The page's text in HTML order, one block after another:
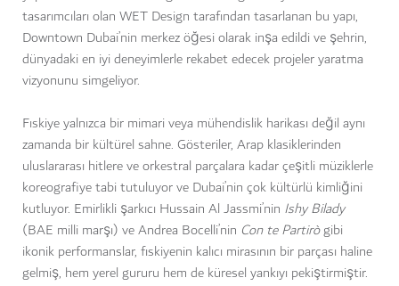
tasarımcıları olan WET Design tarafından tasarlanan bu yapı,
Downtown Dubai’nin merkez öğesi olarak inşa edildi ve şehrin,
dünyadaki en iyi deneyimlerle rekabet edecek projeler yaratma
vizyonunu simgeliyor.
Fıskiye yalnızca bir mimari veya mühendislik harikası değil aynı
zamanda bir kültürel sahne. Gösteriler, Arap klasiklerinden
uluslararası hitlere ve orkestral parçalara kadar çeşitli müziklerle
koreografiye tabi tutuluyor ve Dubai’nin çok kültürlü kimliğini
kutluyor. Emirlikli şarkıcı Hussain Al Jassmi’nin Ishy Bilady
(BAE milli marşı) ve Andrea Bocelli’nin Con te Partirògibi
ikonik performanslar, fıskiyenin kalıcı mirasının bir parçası haline
gelmiş, hem yerel gururu hem de küresel yankıyı pekiştirmiştir.